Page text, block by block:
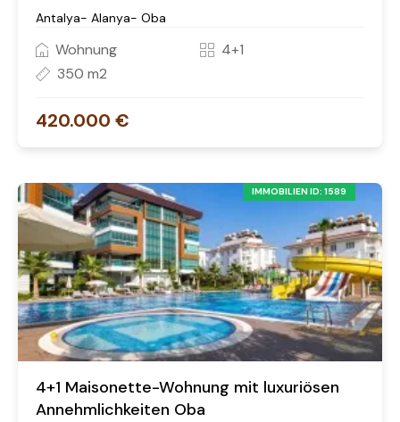
Antalya- Alanya- Oba
Wohnung
4+1
350 m2
420.000 €
IMMOBILIEN ID: 1589
4+1 Maisonette-Wohnung mit luxuriösen
Annehmlichkeiten Oba